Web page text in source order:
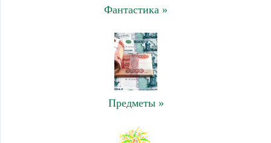
Фантастика »
Предметы »